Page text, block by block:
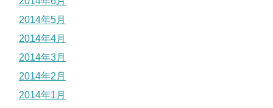
2014年5月
2014年4月
2014年3月
2014年2月
2014年1月